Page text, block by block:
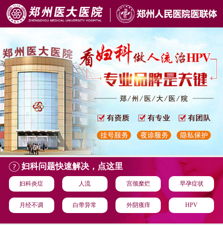
妇科问题快速解决，点这里
妇科炎症 人流 宫颈糜烂 早孕症状
月经不调 白带异常 外阴瘙痒 HPV